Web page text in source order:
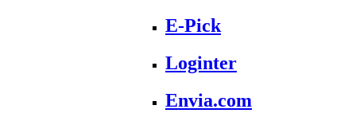
E-Pick
Loginter
Envia.com